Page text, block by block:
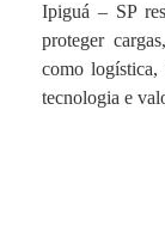
Ipiguá – SP
proteger
como logística,
tecnologia e